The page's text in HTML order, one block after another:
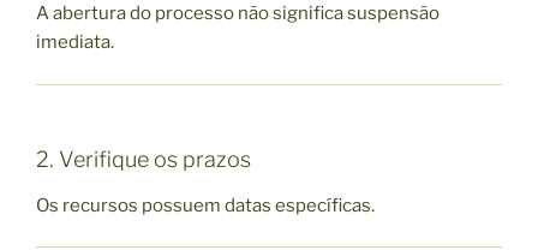
A abertura do processo não significa suspensão
imediata.
2. Verifique os prazos
Os recursos possuem datas específicas.